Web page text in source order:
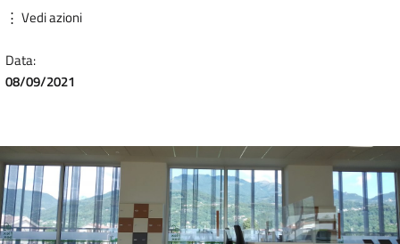
⋮ Vedi azioni
Data:
08/09/2021